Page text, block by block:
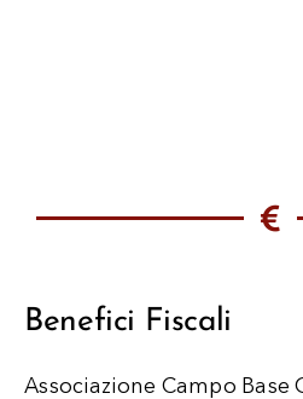
Benefici Fiscali
Associazione Campo Base